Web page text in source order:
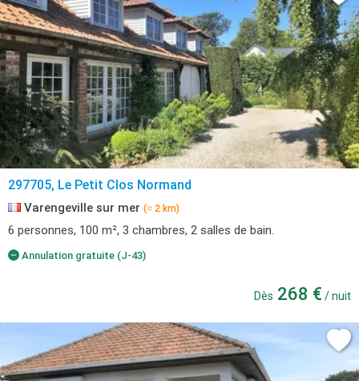
297705, Le Petit Clos Normand
Varengeville sur mer (≈ 2 km)
6 personnes, 100 m², 3 chambres, 2 salles de bain.
Annulation gratuite (J-43)
Dès 268 € / nuit